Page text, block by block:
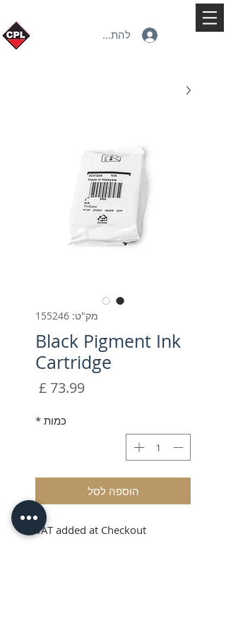
להתחברות
מק"ט: 155246
Black Pigment Ink
Cartridge
מחיר
כמות *
הוספה לסל
VAT added at Checkout